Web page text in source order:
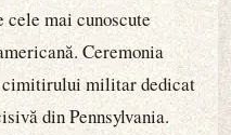
mai cunoscute
Ceremonia
cimitirului militar dedicat
din Pennsylvania.